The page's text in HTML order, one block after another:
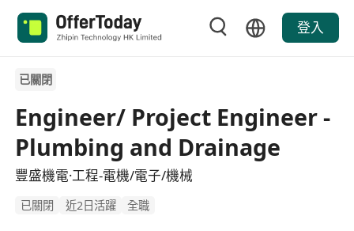
登入
已關閉
Engineer/ Project Engineer -
Plumbing and Drainage
豐盛機電·工程-電機/電子/機械
已關閉 近2日活躍 全職